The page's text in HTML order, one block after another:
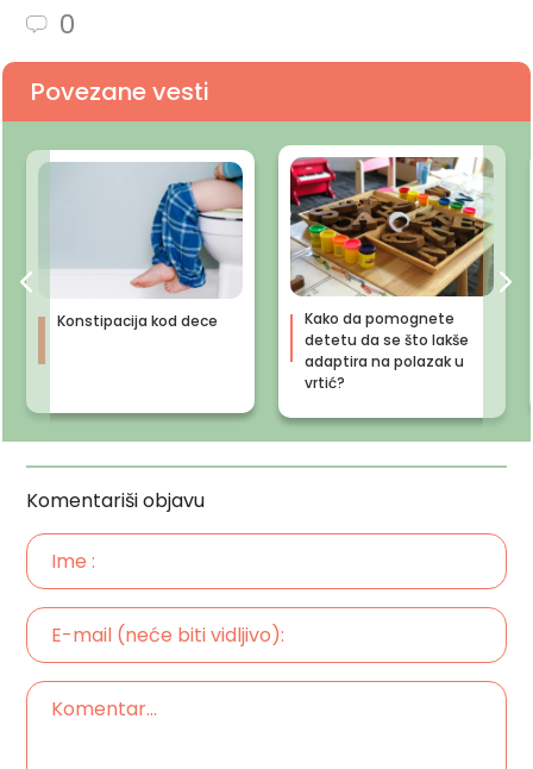
0
Povezane vesti
Konstipacija kod dece
Kako da pomognete
detetu da se što lakše
adaptira na polazak u
vrtić?
Komentariši objavu